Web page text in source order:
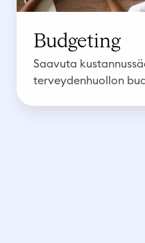
Budgeting
Saavuta
terveydenhuollon